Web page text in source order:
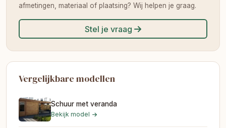
afmetingen, materiaal of plaatsing? Wij helpen je graag.
Stel je vraag
Vergelijkbare modellen
Schuur met veranda
Bekijk model